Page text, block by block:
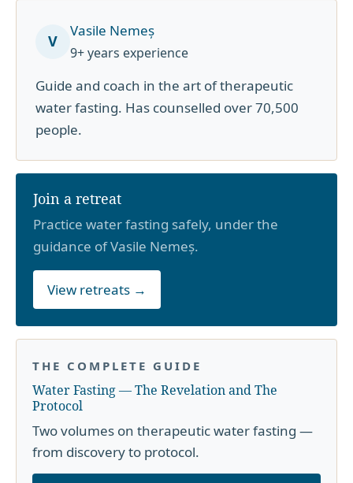
V
Vasile Nemeș
9+ years experience
Guide and coach in the art of therapeutic
water fasting. Has counselled over 70,500
people.
Join a retreat
Practice water fasting safely, under the
guidance of Vasile Nemeș.
View retreats →
THE COMPLETE GUIDE
Water Fasting — The Revelation and The
Protocol
Two volumes on therapeutic water fasting —
from discovery to protocol.